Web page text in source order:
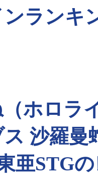
ランキ
ホロラ
ス 沙羅
亜STG